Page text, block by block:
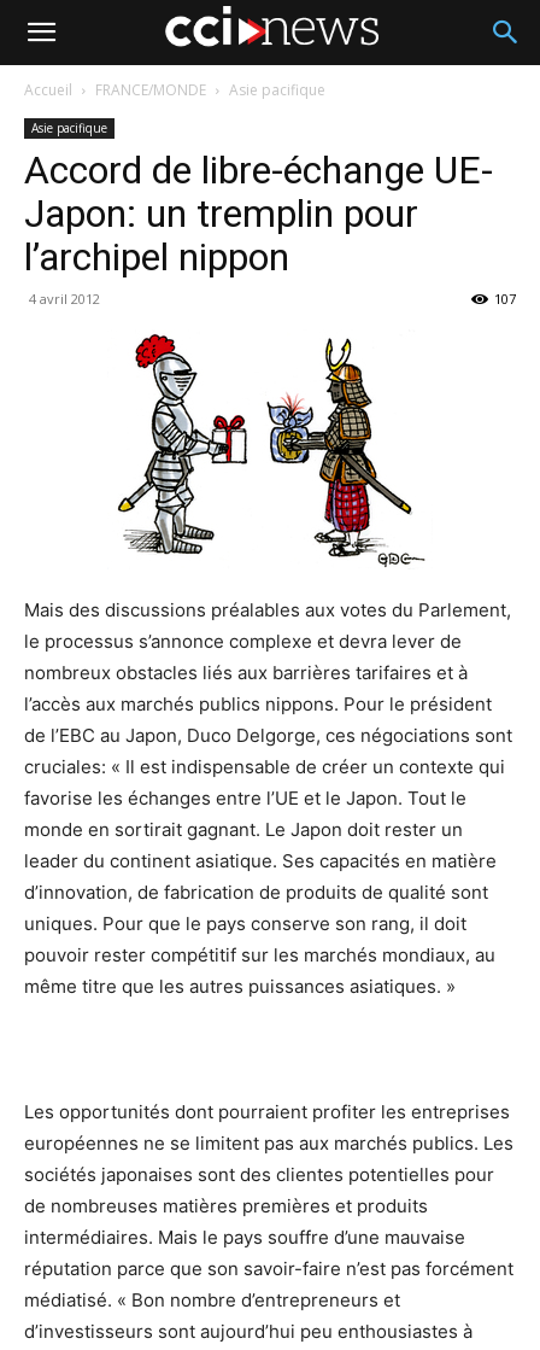
Accueil FRANCE/MONDE Asie pacifique
Asie pacifique
Accord de libre-échange UE-
Japon: un tremplin pour
l’archipel nippon
4 avril 2012 107
Mais des discussions préalables aux votes du Parlement,
le processus s’annonce complexe et devra lever de
nombreux obstacles liés aux barrières tarifaires et à
l’accès aux marchés publics nippons. Pour le président
de l’EBC au Japon, Duco Delgorge, ces négociations sont
cruciales: « Il est indispensable de créer un contexte qui
favorise les échanges entre l’UE et le Japon. Tout le
monde en sortirait gagnant. Le Japon doit rester un
leader du continent asiatique. Ses capacités en matière
d’innovation, de fabrication de produits de qualité sont
uniques. Pour que le pays conserve son rang, il doit
pouvoir rester compétitif sur les marchés mondiaux, au
même titre que les autres puissances asiatiques. »
Les opportunités dont pourraient profiter les entreprises
européennes ne se limitent pas aux marchés publics. Les
sociétés japonaises sont des clientes potentielles pour
de nombreuses matières premières et produits
intermédiaires. Mais le pays souffre d’une mauvaise
réputation parce que son savoir-faire n’est pas forcément
médiatisé. « Bon nombre d’entrepreneurs et
d’investisseurs sont aujourd’hui peu enthousiastes à